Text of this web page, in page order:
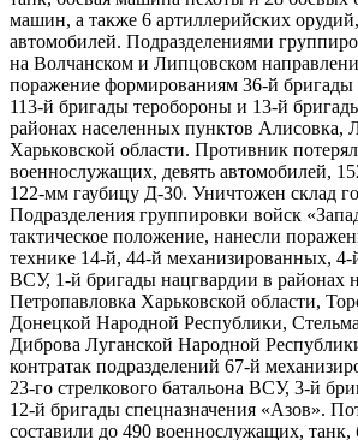
машин, а также 6 артиллерийских
автомобилей. Подразделениями
на Волчанском и Липцовском
поражение формированиям 36-й бригады
113-й бригады теробороны и 13-й
районах населенных пунктов
Харьковской области. Противник
военнослужащих, девять автомобилей,
122-мм гаубицу Д-30. Уничтожен склад
Подразделения группировки войск
тактическое положение, нанесли
технике 14-й, 44-й механизированных, 4-
ВСУ, 1-й бригады нацгвардии в районах
Петропавловка Харьковской области,
Донецкой Народной Республики,
Диброва Луганской Народной
контратак подразделений 67-й
23-го стрелкового батальона ВСУ, 3-й
12-й бригады спецназначения «Азов».
составили до 490 военнослужащих, танк,